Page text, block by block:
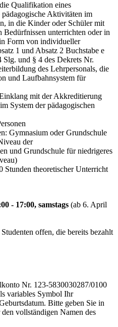
Qualifikation eines
Aktivitäten im
in die Kinder oder Schüler mit
Bedürfnissen unterrichten oder in
Form von individueller
1 und Absatz 2 Buchstabe e
Slg. und § 4 des Dekrets Nr.
des Lehrpersonals, die
und Laufbahnsystem für
mit der Akkreditierung
System der pädagogischen
Gymnasium oder Grundschule
der
und Grundschule für niedrigeres
Stunden theoretischer Unterricht
- 17:00, samstags (ab 6. April
offen, die bereits bezahlt
Nr. 123-5830030287/0100
variables Symbol Ihr
Bitte geben Sie in
vollständigen Namen des